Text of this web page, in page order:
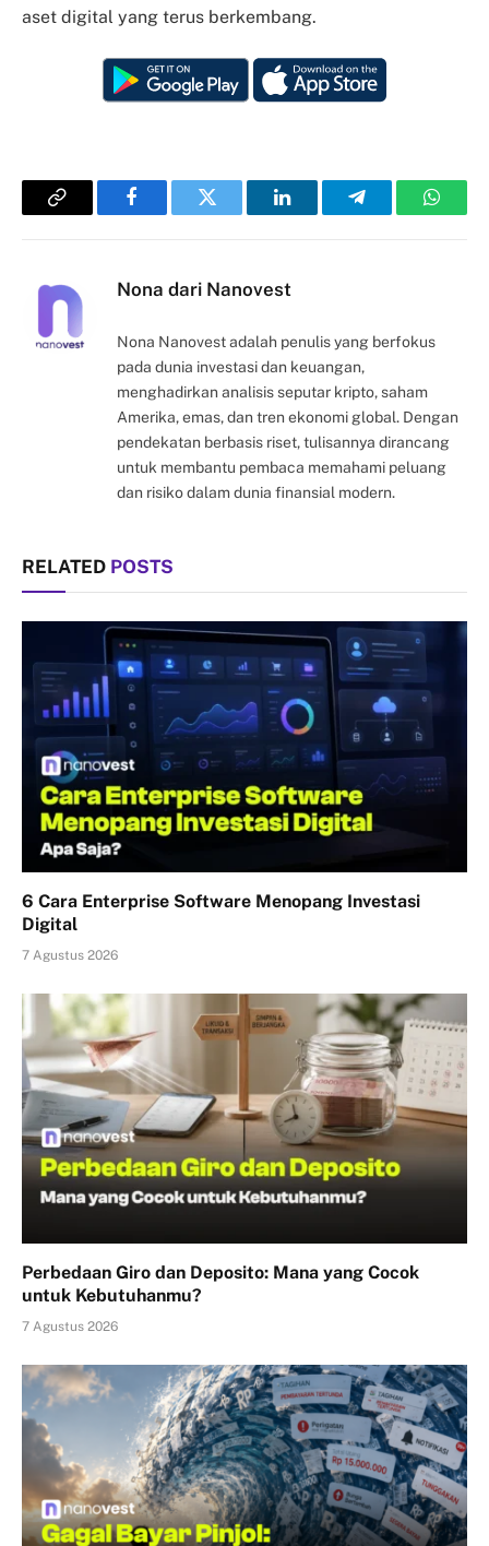
aset digital yang terus berkembang.
Copy
FacebookTwitter LinkedInTelegram
Nona dari Nanovest
Nona Nanovest adalah penulis yang berfokus
pada dunia investasi dan keuangan,
menghadirkan analisis seputar kripto, saham
Amerika, emas, dan tren ekonomi global. Dengan
pendekatan berbasis riset, tulisannya dirancang
untuk membantu pembaca memahami peluang
dan risiko dalam dunia finansial modern.
RELATED POSTS
6 Cara Enterprise Software Menopang Investasi
Digital
7 Agustus 2026
Perbedaan Giro dan Deposito: Mana yang Cocok
untuk Kebutuhanmu?
7 Agustus 2026